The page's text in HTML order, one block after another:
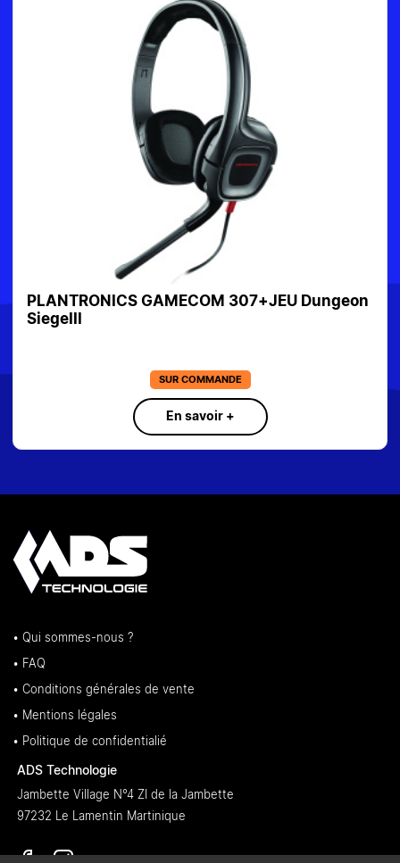
GAMECOM 307+JEU Dungeon
En savoir +
PAPIER
• Qui sommes-nous ?
• FAQ
• Conditions générales de vente
• Mentions légales
• Politique de confidentialié
ADS Technologie
Jambette Village N°4 ZI de la Jambette
97232 Le Lamentin Martinique